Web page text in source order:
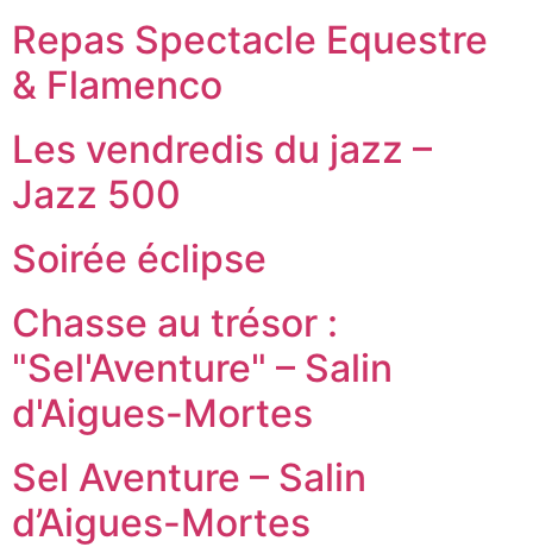
Repas Spectacle Equestre
& Flamenco
Les vendredis du jazz –
Jazz 500
Soirée éclipse
Chasse au trésor :
"Sel'Aventure" – Salin
d'Aigues-Mortes
Sel Aventure – Salin
d’Aigues-Mortes